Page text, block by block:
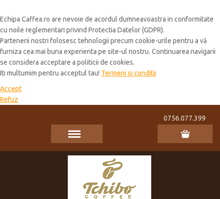
Echipa Caffea.ro are nevoie de acordul dumneavoastra in conformitate
cu noile reglementari privind Protectia Datelor (GDPR).
Partenerii nostri folosesc tehnologii precum cookie-urile pentru a vă
furniza cea mai buna experienta pe site-ul nostru. Continuarea navigarii
se considera acceptare a politicii de cookies.
Iti multumim pentru acceptul tau! Termeni si conditii
Accept
Refuz
0756.077.399